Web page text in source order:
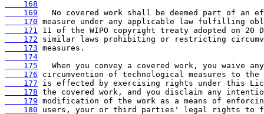
    168
    169
    170
    171
    172
    173
    174
    175
    176
    177
    178
    179
    180